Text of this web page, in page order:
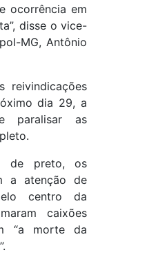
ocorrência em
disse o vice-
MG, Antônio
reivindicações
dia 29, a
paralisar as
de preto, os
a atenção de
centro da
caixões
“a morte da